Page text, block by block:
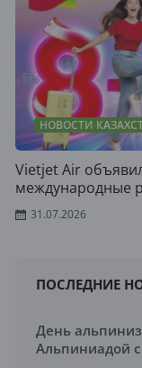
НОВОСТИ
Vietjet Air
международные
31.07.2026
ПОСЛЕДНИЕ
День
Альпиниадой с